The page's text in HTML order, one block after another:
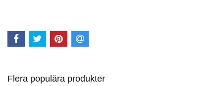
Flera populära produkter